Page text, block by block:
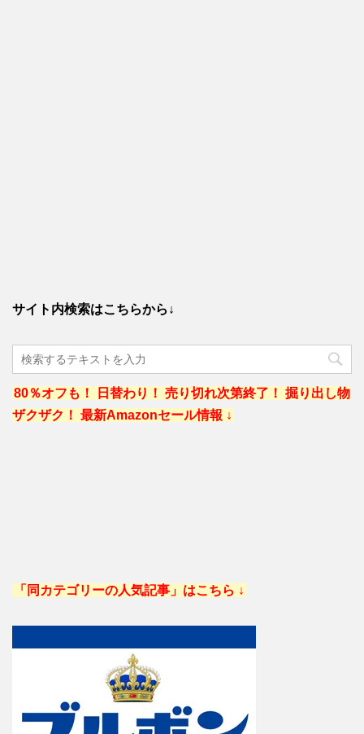
サイト内検索はこちらから↓
80％オフも！ 日替わり！ 売り切れ次第終了！ 掘り出し物
ザクザク！ 最新Amazonセール情報 ↓
「同カテゴリーの人気記事」はこちら ↓